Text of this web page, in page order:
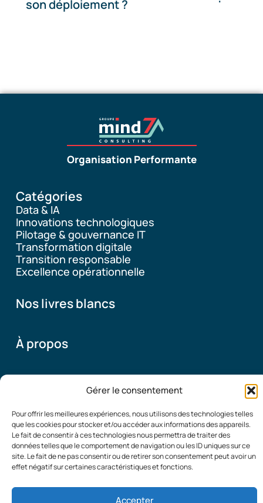
Gérer le consentement
Pour offrir les meilleures expériences, nous utilisons des technologies telles
que les cookies pour stocker et/ou accéder aux informations des appareils.
Le fait de consentir à ces technologies nous permettra de traiter des
données telles que le comportement de navigation ou les ID uniques sur ce
site. Le fait de ne pas consentir ou de retirer son consentement peut avoir un
effet négatif sur certaines caractéristiques et fonctions.
Accepter
son déploiement ?
Organisation Performante
Catégories
Data & IA
Innovations technologiques
Pilotage & gouvernance IT
Transformation digitale
Transition responsable
Excellence opérationnelle
Nos livres blancs
À propos
Qui sommes-nous
Mentions Légales|Politique de confidentialité|
Contact
Organisation